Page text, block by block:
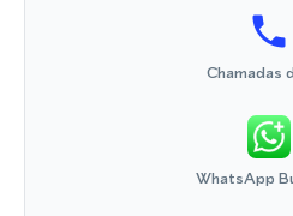
Chamadas
WhatsApp